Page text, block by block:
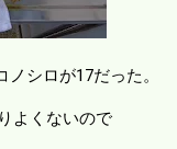
シロが17だった。
よくないので